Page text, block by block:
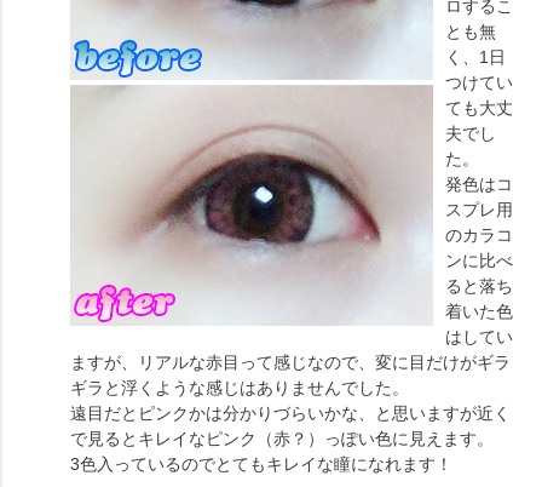
ロするこ
とも無
く、1日
つけてい
ても大丈
夫でし
た。
発色はコ
スプレ用
のカラコ
ンに比べ
ると落ち
着いた色
はしてい
ますが、リアルな赤目って感じなので、変に目だけがギラ
ギラと浮くような感じはありませんでした。
遠目だとピンクかは分かりづらいかな、と思いますが近く
で見るとキレイなピンク（赤？）っぽい色に見えます。
3色入っているのでとてもキレイな瞳になれます！